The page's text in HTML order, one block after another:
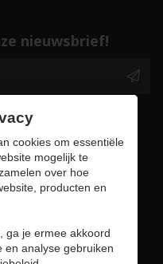
nieuwsbrief!
mijn gegevens te
aangegeven in
cookies om essentiële
mogelijk te
over hoe
producten en
ga je ermee akkoord
en analyse gebruiken